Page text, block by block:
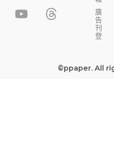
c
s
t
u
r
e
廣
告
刊
登
©ppaper. All